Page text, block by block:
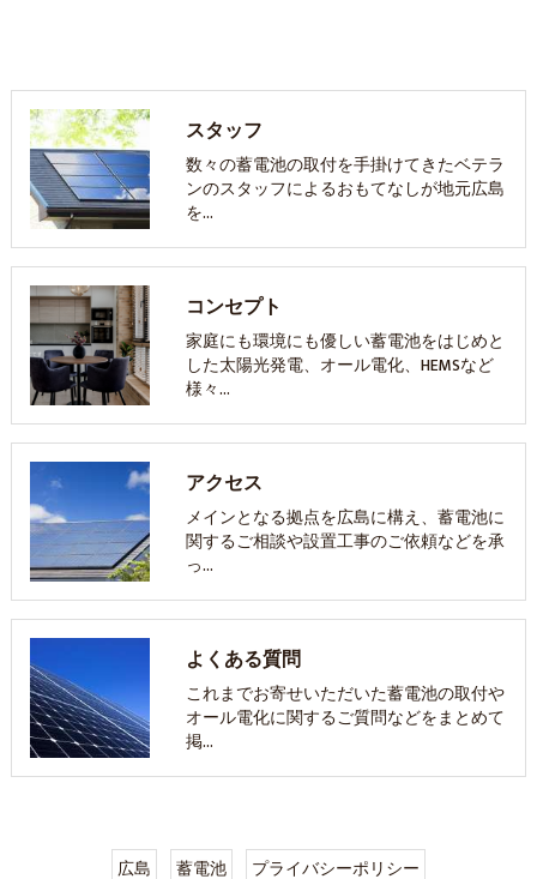
スタッフ
数々の蓄電池の取付を手掛けてきたベテラ
ンのスタッフによるおもてなしが地元広島
を…
コンセプト
家庭にも環境にも優しい蓄電池をはじめと
した太陽光発電、オール電化、HEMSなど
様々…
アクセス
メインとなる拠点を広島に構え、蓄電池に
関するご相談や設置工事のご依頼などを承
っ…
よくある質問
これまでお寄せいただいた蓄電池の取付や
オール電化に関するご質問などをまとめて
掲…
広島 蓄電池 プライバシーポリシー